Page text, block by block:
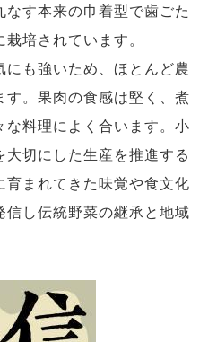
す本来の巾着型で歯ごた
培されています。
にも強いため、ほとんど農
。果肉の食感は堅く、煮
な料理によく合います。小
切にした生産を推進する
育まれてきた味覚や食文化
信し伝統野菜の継承と地域